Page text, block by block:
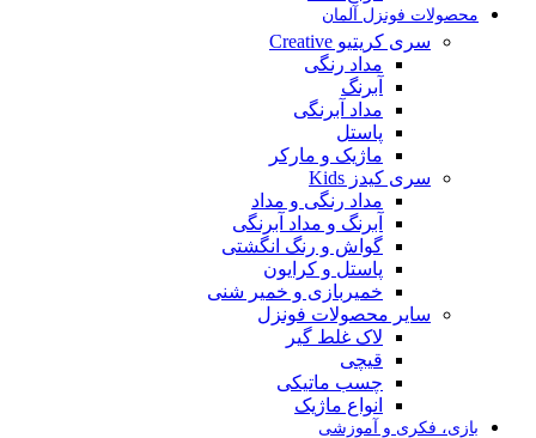
محصولات فونزل آلمان
سری کریتیو Creative
مداد رنگی
آبرنگ
مداد آبرنگی
پاستل
ماژیک و مارکر
سری کیدز Kids
مداد رنگی و مداد
آبرنگ و مداد آبرنگی
گواش و رنگ انگشتی
پاستل و کرایون
خمیربازی و خمیر شنی
سایر محصولات فونزل
لاک غلط گیر
قیچی
چسب ماتیکی
انواع ماژیک
بازی، فکری و آموزشی